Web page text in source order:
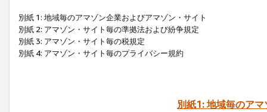
別紙 1: 地域毎のアマゾン企業およびアマゾン・サイト
別紙 2: アマゾン・サイト毎の準拠法および紛争規定
別紙 3: アマゾン・サイト毎の税規定
別紙 4: アマゾン・サイト毎のプライバシー規約
別紙1: 地域毎のア